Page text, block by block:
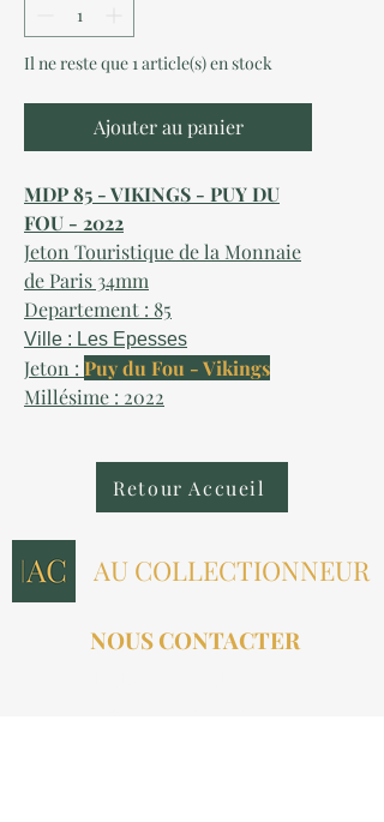
Il ne reste que 1 article(s) en stock
Ajouter au panier
MDP 85 - VIKINGS - PUY DU
FOU - 2022
Jeton Touristique de la Monnaie
de Paris 34mm
Departement : 85
Ville : Les Epesses
Jeton : Puy du Fou - Vikings
Millésime : 2022
Retour Accueil
AU COLLECTIONNEUR
NOUS CONTACTER